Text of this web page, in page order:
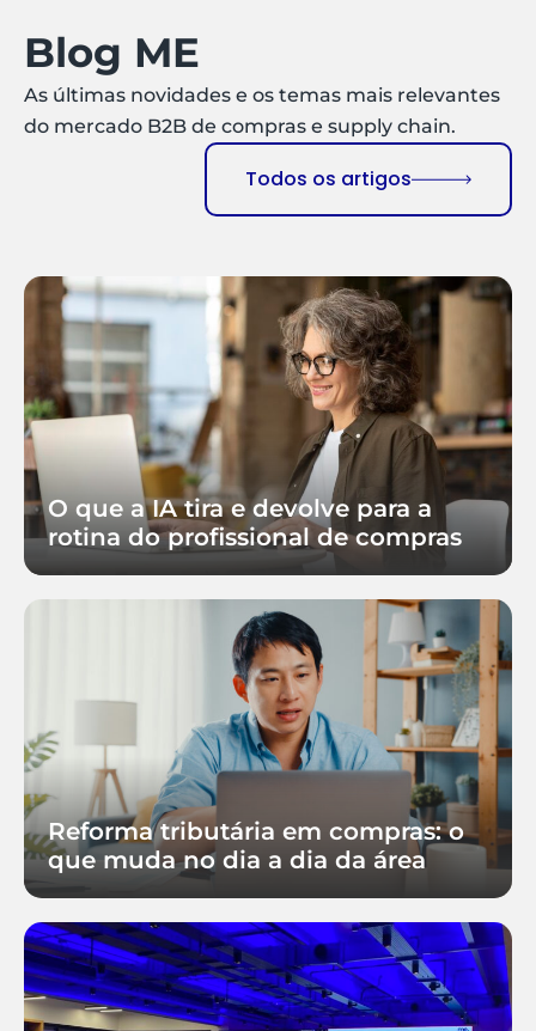
Blog ME
As últimas novidades e os temas mais relevantes
do mercado B2B de compras e supply chain.
Todos os artigos
O que a IA tira e devolve para a
rotina do profissional de compras
Reforma tributária em compras: o
que muda no dia a dia da área